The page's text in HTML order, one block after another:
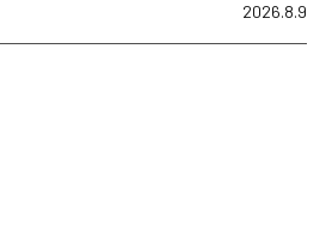
2026.8.9